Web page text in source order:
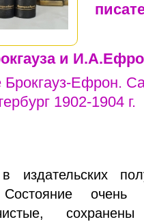
и
Брокгауз-Ефрон.
1902-1904 г.
издательских
Состояние очень
сохранены